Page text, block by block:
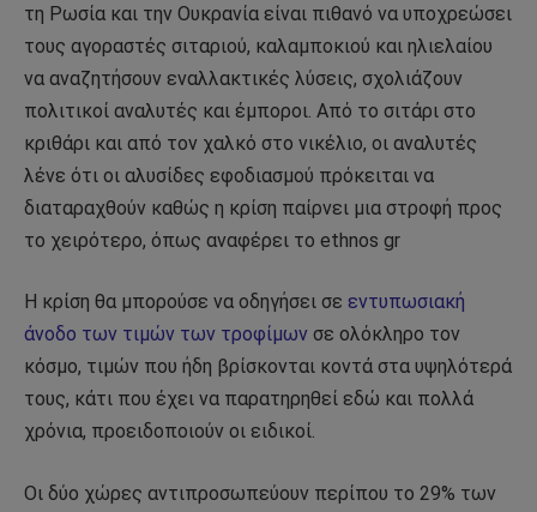
τη Ρωσία και την Ουκρανία είναι πιθανό να υποχρεώσει
τους αγοραστές σιταριού, καλαμποκιού και ηλιελαίου
να αναζητήσουν εναλλακτικές λύσεις, σχολιάζουν
πολιτικοί αναλυτές και έμποροι. Από το σιτάρι στο
κριθάρι και από τον χαλκό στο νικέλιο, οι αναλυτές
λένε ότι οι αλυσίδες εφοδιασμού πρόκειται να
διαταραχθούν καθώς η κρίση παίρνει μια στροφή προς
το χειρότερο, όπως αναφέρει το ethnos gr
Η κρίση θα μπορούσε να οδηγήσει σε εντυπωσιακή
άνοδο των τιμών των τροφίμων σε ολόκληρο τον
κόσμο, τιμών που ήδη βρίσκονται κοντά στα υψηλότερά
τους, κάτι που έχει να παρατηρηθεί εδώ και πολλά
χρόνια, προειδοποιούν οι ειδικοί.
Οι δύο χώρες αντιπροσωπεύουν περίπου το 29% των